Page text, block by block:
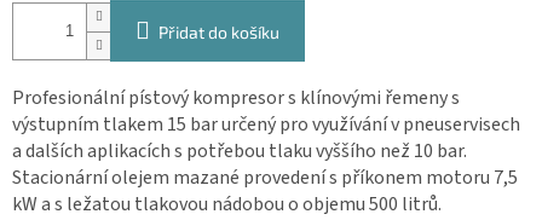
Přidat do košíku
Profesionální pístový kompresor s klínovými řemeny s
výstupním tlakem 15 bar určený pro využívání v pneuservisech
a dalších aplikacích s potřebou tlaku vyššího než 10 bar.
Stacionární olejem mazané provedení s příkonem motoru 7,5
kW a s ležatou tlakovou nádobou o objemu 500 litrů.